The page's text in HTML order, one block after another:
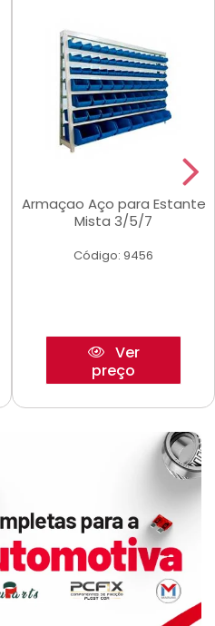
Armaçao Aço para Estante
Mista 3/5/7
Código: 9456
Ver
preço